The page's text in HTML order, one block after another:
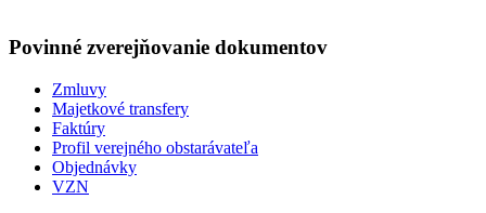
Povinné zverejňovanie dokumentov
Zmluvy
Majetkové transfery
Faktúry
Profil verejného obstarávateľa
Objednávky
VZN